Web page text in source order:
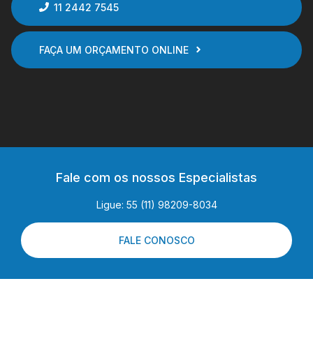
11 2442 7545
FAÇA UM ORÇAMENTO ONLINE
Fale com os nossos Especialistas
Ligue: 55 (11) 98209-8034
FALE CONOSCO